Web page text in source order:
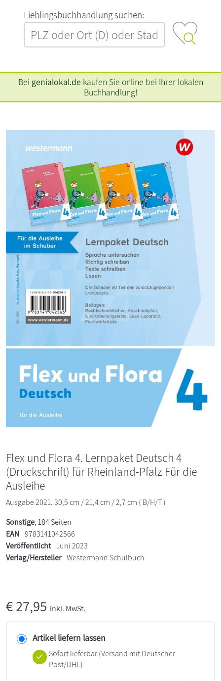
L‍i‍e‍b‍l‍i‍n‍g‍s‍b‍u‍c‍h‍h‍a‍n‍d‍l‍u‍n‍g‍ ‍s‍u‍c‍h‍e‍n‍:‍
Bei genialokal.de kaufen Sie online bei Ihrer lokalen
Buchhandlung!
Flex und Flora 4. Lernpaket Deutsch 4
(Druckschrift) für Rheinland-Pfalz Für die
Ausleihe
Ausgabe 2021. 30,5 cm / 21,4 cm / 2,7 cm ( B/H/T )
Sonstige, 184 Seiten
EAN 9783141042566
Veröffentlicht Juni 2023
Verlag/Hersteller Westermann Schulbuch
€27,95 inkl. MwSt.
Artikel liefern lassen
Sofort lieferbar(Versand mit Deutscher
Post/DHL)